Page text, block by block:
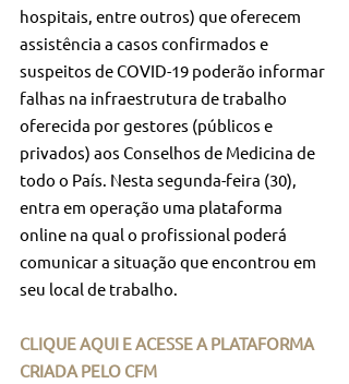
hospitais, entre outros) que oferecem
assistência a casos confirmados e
suspeitos de COVID-19 poderão informar
falhas na infraestrutura de trabalho
oferecida por gestores (públicos e
privados) aos Conselhos de Medicina de
todo o País. Nesta segunda-feira (30),
entra em operação uma plataforma
online na qual o profissional poderá
comunicar a situação que encontrou em
seu local de trabalho.
CLIQUE AQUI E ACESSE A PLATAFORMA
CRIADA PELO CFM